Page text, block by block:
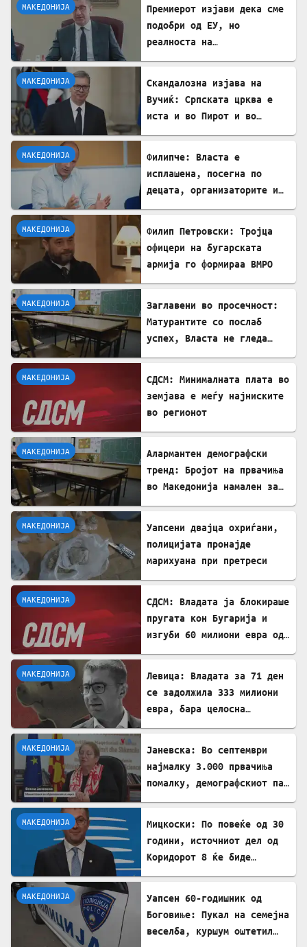
треска!
МАКЕДОНИЈА
Премиерот изјави дека сме
подобри од ЕУ, но
реалноста на
МАКЕДОНИЈА
Скандалозна изјава на
Вучиќ: Српската црква е
иста и во Пирот и во
МАКЕДОНИЈА
Филипче: Власта е
исплашена, посегна по
децата, организаторите и
МАКЕДОНИЈА
Филип Петровски: Тројца
офицери на бугарската
армија го формираа ВМРО
МАКЕДОНИЈА
Заглавени во просечност:
Матурантите со послаб
успех, Власта не гледа
МАКЕДОНИЈА
СДСМ: Минималната плата во
земјава е меѓу најниските
во регионот
МАКЕДОНИЈА
Алармантен демографски
тренд: Бројот на првачиња
во Македонија намален за
МАКЕДОНИЈА
Уапсени двајца охриѓани,
полицијата пронајде
марихуана при претреси
МАКЕДОНИЈА
СДСМ: Владата ја блокираше
пругата кон Бугарија и
изгуби 60 милиони евра од
МАКЕДОНИЈА
Левица: Владата за 71 ден
се задолжила 333 милиони
евра, бара целосна
МАКЕДОНИЈА
Јаневска: Во септември
најмалку 3.000 првачиња
помалку, демографскиот пад
МАКЕДОНИЈА
Мицкоски: По повеќе од 30
години, источниот дел од
Коридорот 8 ќе биде
МАКЕДОНИЈА
Уапсен 60-годишник од
Боговиње: Пукал на семејна
веселба, куршум оштетил